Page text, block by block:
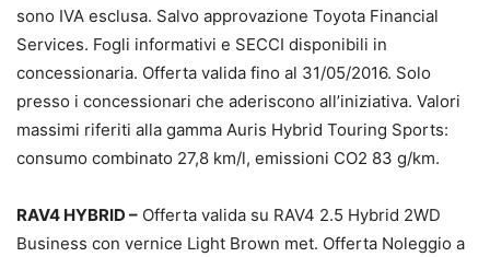
sono IVA esclusa. Salvo approvazione Toyota Financial
Services. Fogli informativi e SECCI disponibili in
concessionaria. Offerta valida fino al 31/05/2016. Solo
presso i concessionari che aderiscono all’iniziativa. Valori
massimi riferiti alla gamma Auris Hybrid Touring Sports:
consumo combinato 27,8 km/l, emissioni CO2 83 g/km.
RAV4 HYBRID – Offerta valida su RAV4 2.5 Hybrid 2WD
Business con vernice Light Brown met. Offerta Noleggio a